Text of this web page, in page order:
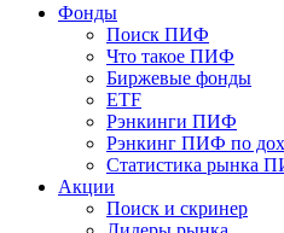
Фонды
Поиск ПИФ
Что такое ПИФ
Биржевые фонды
ETF
Рэнкинги ПИФ
Рэнкинг ПИФ по
Статистика рынка
Акции
Поиск и скринер